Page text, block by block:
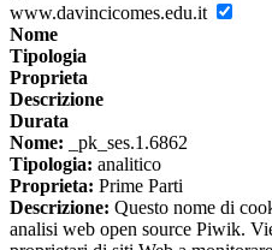
www.davincicomes.edu.it
Nome
Tipologia
Proprieta
Descrizione
Durata
Nome: _pk_ses.1.6862
Tipologia: analitico
Proprieta: Prime Parti
Descrizione: Questo nome di
analisi web open source Piwik.